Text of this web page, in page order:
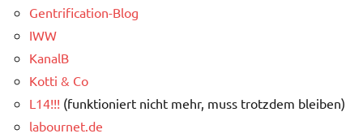
Gentrification-Blog
IWW
KanalB
Kotti & Co
L14!!! (funktioniert nicht mehr, muss trotzdem bleiben)
labournet.de